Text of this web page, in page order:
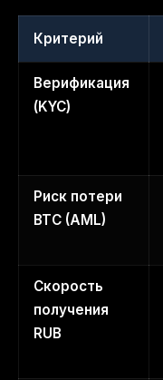
Критерий
Верификация
(KYC)
Риск потери
BTC (AML)
Скорость
получения
RUB